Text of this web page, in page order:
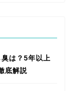
は？5年以上
底解説